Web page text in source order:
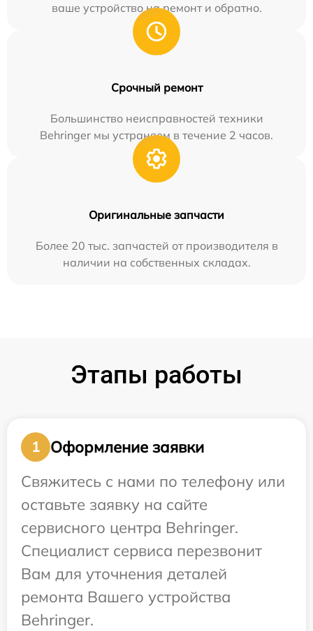
ваше устройство на ремонт и обратно.
Срочный ремонт
Большинство неисправностей техники
Behringer мы устраняем в течение 2 часов.
Оригинальные запчасти
Более 20 тыс. запчастей от производителя в
наличии на собственных складах.
Этапы работы
1
Оформление заявки
Свяжитесь с нами по телефону или
оставьте заявку на сайте
сервисного центра Behringer.
Специалист сервиса перезвонит
Вам для уточнения деталей
ремонта Вашего устройства
Behringer.